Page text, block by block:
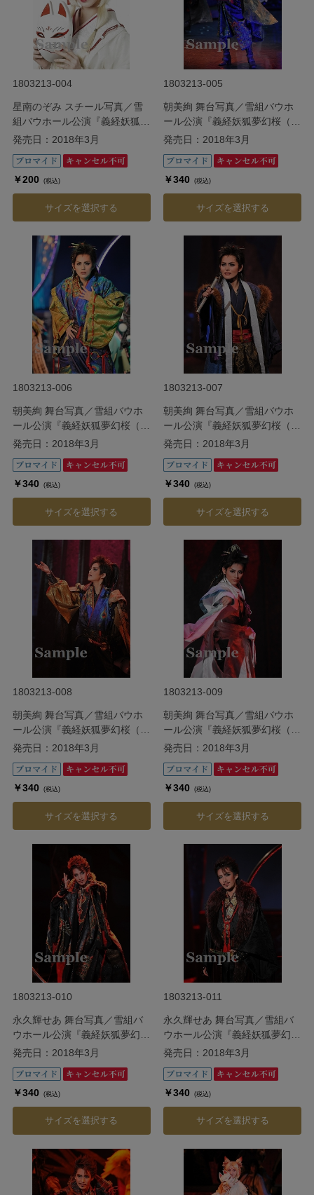
1803213-004
星南のぞみ スチール写真／雪
組バウホール公演『義経妖狐夢
幻桜（よしつねようこむげんざ
発売日：2018年3月
￥200 (税込)
サイズを選択する
1803213-005
朝美絢 舞台写真／雪組バウホ
ール公演『義経妖狐夢幻桜（よ
しつねようこむげんざくら）』
発売日：2018年3月
￥340 (税込)
サイズを選択する
1803213-006
朝美絢 舞台写真／雪組バウホ
ール公演『義経妖狐夢幻桜（よ
しつねようこむげんざくら）』
発売日：2018年3月
￥340 (税込)
サイズを選択する
1803213-007
朝美絢 舞台写真／雪組バウホ
ール公演『義経妖狐夢幻桜（よ
しつねようこむげんざくら）』
発売日：2018年3月
￥340 (税込)
サイズを選択する
1803213-008
朝美絢 舞台写真／雪組バウホ
ール公演『義経妖狐夢幻桜（よ
しつねようこむげんざくら）』
発売日：2018年3月
￥340 (税込)
サイズを選択する
1803213-009
朝美絢 舞台写真／雪組バウホ
ール公演『義経妖狐夢幻桜（よ
しつねようこむげんざくら）』
発売日：2018年3月
￥340 (税込)
サイズを選択する
1803213-010
永久輝せあ 舞台写真／雪組バ
ウホール公演『義経妖狐夢幻桜
（よしつねようこむげんざく
発売日：2018年3月
￥340 (税込)
サイズを選択する
1803213-011
永久輝せあ 舞台写真／雪組バ
ウホール公演『義経妖狐夢幻桜
（よしつねようこむげんざく
発売日：2018年3月
￥340 (税込)
サイズを選択する